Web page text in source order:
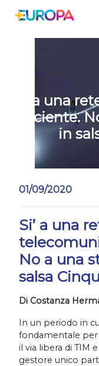
Si’ a una
efficiente.
in
01/09/2020
Si’ a una
No a una
salsa
Di Costanza
In un periodo in
fondamentale per
il via libera di TIM
gestore unico